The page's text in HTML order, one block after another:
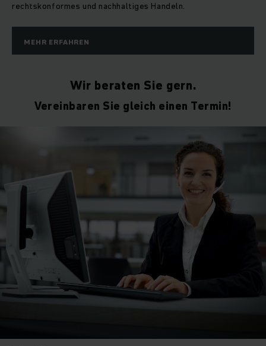
rechtskonformes und nachhaltiges Handeln.
MEHR ERFAHREN
Wir beraten Sie gern.
Vereinbaren Sie gleich einen Termin!